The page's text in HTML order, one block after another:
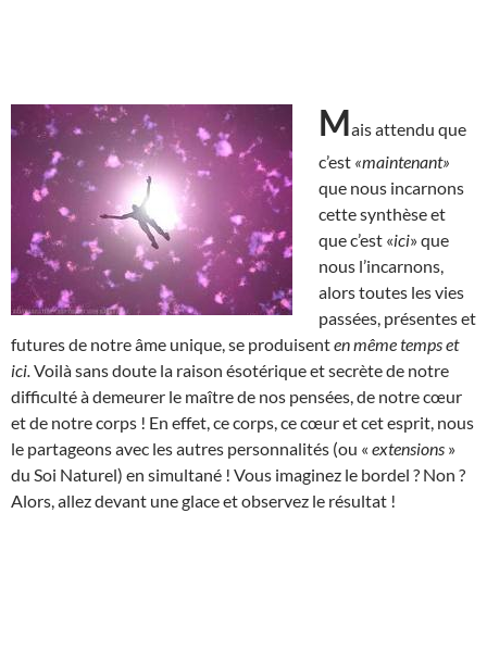
Mais attendu que
c’est «maintenant»
que nous incarnons
cette synthèse et
que c’est «ici» que
nous l’incarnons,
alors toutes les vies
passées, présentes et
futures de notre âme unique, se produisenten même temps et
ici. Voilà sans doute la raison ésotérique et secrète de notre
difficulté à demeurer le maître de nos pensées, de notre cœur
et de notre corps ! En effet, ce corps, ce cœur et cet esprit, nous
le partageons avec les autres personnalités (ou « extensions »
du Soi Naturel) en simultané ! Vous imaginez le bordel ? Non ?
Alors, allez devant une glace et observez le résultat !